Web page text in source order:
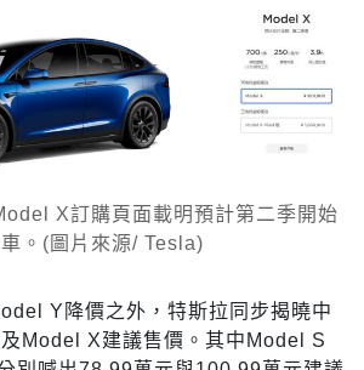
X訂購頁面載明預計第二季開始
。(圖片來源/ Tesla)
Y降價之外，特斯拉同步揭曉中
Model X建議售價。其中Model S